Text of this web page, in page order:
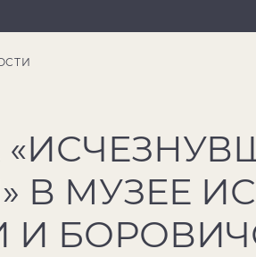
В МУЗЕЕ
И